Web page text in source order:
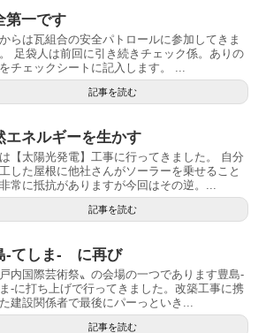
第一です
らは瓦組合の安全パトロールに参加してきま
足袋人は前回に引き続きチェック係。ありの
チェックシートに記入します。 ...
記事を読む
エネルギーを生かす
【太陽光発電】工事に行ってきました。 自分
した屋根に他社さんがソーラーを乗せること
常に抵抗がありますが今回はその逆。...
記事を読む
-てしま- に再び
戸内国際芸術祭〟の会場の一つであります豊島-
-に打ち上げで行ってきました。改築工事に携
建設関係者で最後にパーっといき...
記事を読む